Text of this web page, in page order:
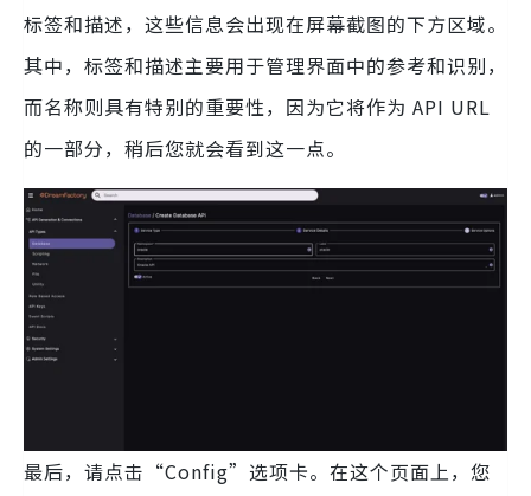
标签和描述，这些信息会出现在屏幕截图的下方区域。
其中，标签和描述主要用于管理界面中的参考和识别，
而名称则具有特别的重要性，因为它将作为 API URL
的一部分，稍后您就会看到这一点。
最后，请点击“Config”选项卡。在这个页面上，您